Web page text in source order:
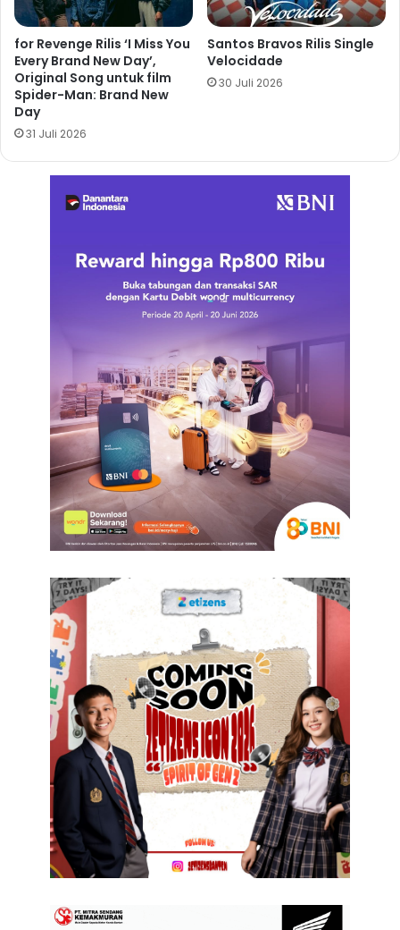
for Revenge Rilis ‘I Miss You
Every Brand New Day’,
Original Song untuk film
Spider-Man: Brand New
Day
31 Juli 2026
Santos Bravos Rilis Single
Velocidade
30 Juli 2026